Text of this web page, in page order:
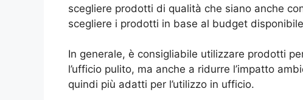
scegliere prodotti di qualità che siano anche
scegliere i prodotti in base al budget
In generale, è consigliabile utilizzare prodotti
l’ufficio pulito, ma anche a ridurre l’impatto
quindi più adatti per l’utilizzo in ufficio.